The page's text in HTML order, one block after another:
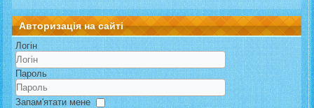
Авторизація на сайті
Логін
Пароль
Запам'ятати мене